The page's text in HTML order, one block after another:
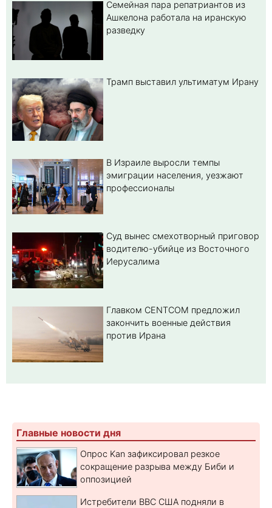
Семейная пара репатриантов из
Ашкелона работала на иранскую
разведку
Трамп выставил ультиматум Ирану
В Израиле выросли темпы
эмиграции населения, уезжают
профессионалы
Суд вынес смехотворный приговор
водителю-убийце из Восточного
Иерусалима
Главком CENTCOM предложил
закончить военные действия
против Ирана
Главные новости дня
Опрос Kan зафиксировал резкое
сокращение разрыва между Биби и
оппозицией
Истребители ВВС США подняли в